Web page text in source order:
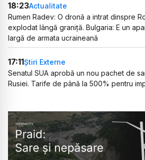
18:23Actualitate
Rumen Radev: O dronă a intrat dinspre
explodat lângă graniță. Bulgaria: E un
largă de armata ucraineană
17:11Știri Externe
Senatul SUA aprobă un nou pachet de
Rusiei. Tarife de până la 500% pentru